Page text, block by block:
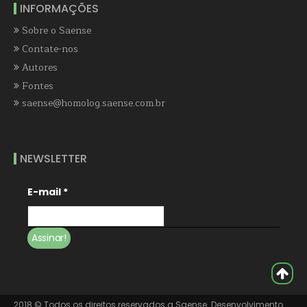
INFORMAÇÕES
Sobre o Saense
Contate-nos
Autores
Fontes
saense@homolog.saense.com.br
NEWSLETTER
E-mail *
2018 © Todos os direitos reservados a Saense. Desenvolvimento